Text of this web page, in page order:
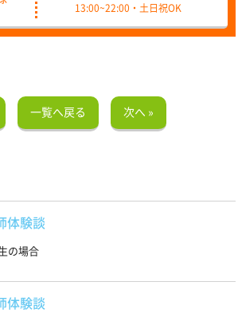
13:00~22:00・土日祝OK
一覧へ戻る 次へ »
体験談
の場合
体験談